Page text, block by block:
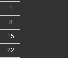
1
8
15
22